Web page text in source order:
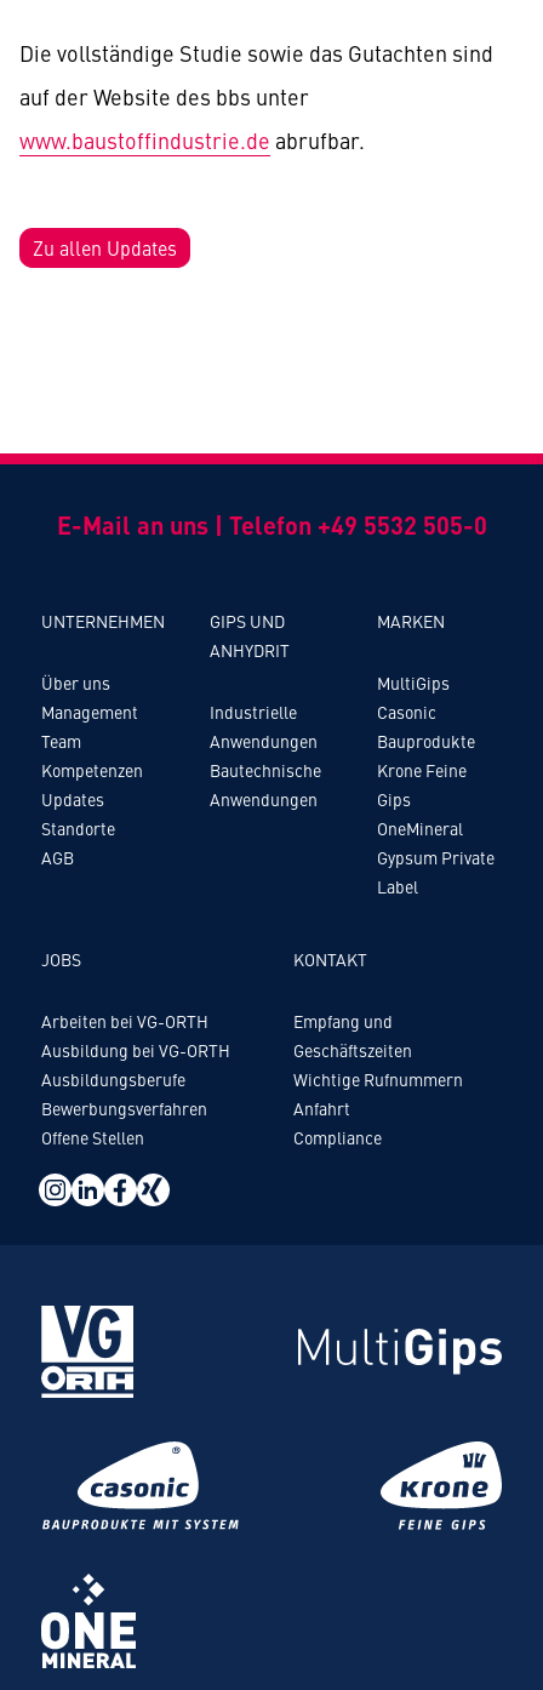
Die vollständige Studie sowie das Gutachten sind
auf der Website des bbs unter
www.baustoffindustrie.de abrufbar.
Zu allen Updates
E-Mail an uns| Telefon +49 5532 505-0
UNTERNEHMEN
Über uns
Management
Team
Kompetenzen
Updates
Standorte
AGB
GIPS UND
ANHYDRIT
Industrielle
Anwendungen
Bautechnische
Anwendungen
MARKEN
MultiGips
Casonic
Bauprodukte
Krone Feine
Gips
OneMineral
Gypsum Private
Label
JOBS
Arbeiten bei VG-ORTH
Ausbildung bei VG-ORTH
Ausbildungsberufe
Bewerbungsverfahren
Offene Stellen
KONTAKT
Empfang und
Geschäftszeiten
Wichtige Rufnummern
Anfahrt
Compliance